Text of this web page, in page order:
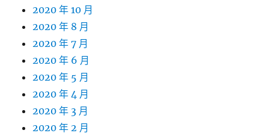
2020 年 10 月
2020 年 8 月
2020 年 7 月
2020 年 6 月
2020 年 5 月
2020 年 4 月
2020 年 3 月
2020 年 2 月